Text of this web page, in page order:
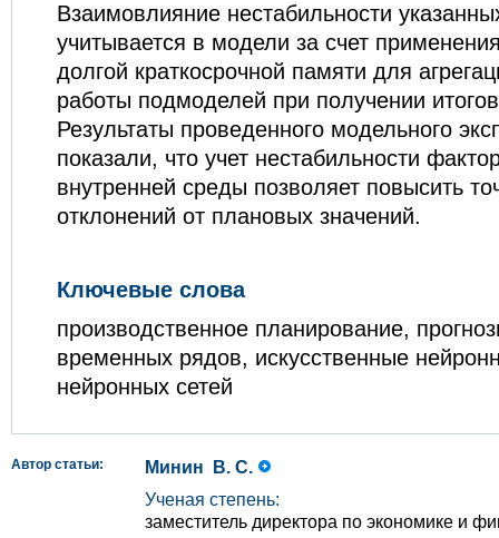
Взаимовлияние нестабильности
учитывается в модели за счет
долгой краткосрочной памяти для
работы подмоделей при получении
Результаты проведенного модельного
показали, что учет нестабильности
внутренней среды позволяет повысить
отклонений от плановых значений.
Ключевые слова
производственное планирование,
временных рядов, искусственные
нейронных сетей
Автор статьи:
Минин В. С.
Ученая степень:
заместитель директора по экономике